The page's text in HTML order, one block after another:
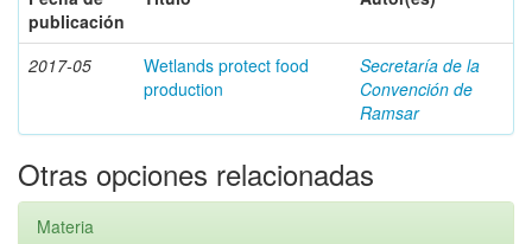
publicación
2017-05
Wetlands protect food
production
Secretaría de la
Convención de
Ramsar
Otras opciones relacionadas
Materia